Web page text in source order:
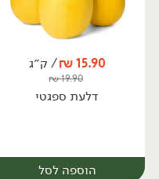
ק״ג
15.90
₪/ ק״ג
19.90
₪
דלעת ספגטי
הוספה לסל